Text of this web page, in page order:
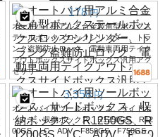
178 円
オートバイ用アルミ合金製角型ボックス
テールボックスロックシリンダー、トラ
ンク盗難防止ロック、電動車両用テイク
アウトボックスサイドボックス汎用アク
セサリー
3,358 円
オートバイ用ツールボックス、サイドボ
ックス、収納ボックス、R1250GS、R12
00GS、LC、ADV、F850GS、F750GS